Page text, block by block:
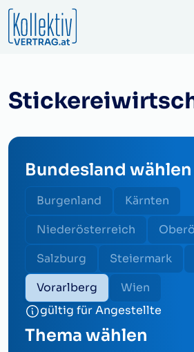
Bundesland wählen
Burgenland
Kärnten
Niederösterreich
Salzburg
Steiermark
Vorarlberg
Wien
gültig für Angestellte
Thema wählen